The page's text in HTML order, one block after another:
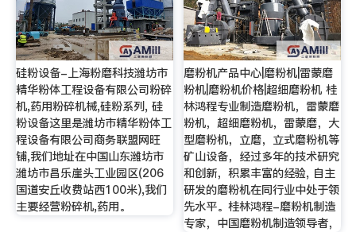
硅粉设备-上海粉磨科技潍坊市
精华粉体工程设备有限公司粉碎
机,药用粉碎机械,硅粉系列, 硅
粉设备这里是潍坊市精华粉体工
程设备有限公司商务联盟网旺
铺,我们地址在中国山东潍坊市
潍坊市昌乐崖头工业园区(206
国道安丘收费站西100米),我们
主要经营粉碎机,药用。
磨粉机产品中心|磨粉机|雷蒙磨
粉机|磨粉机价格|超细磨粉机 桂
林鸿程专业制造磨粉机，雷蒙磨
粉机，超细磨粉机，雷蒙磨，大
型磨粉机，立磨，立式磨粉机等
矿山设备，经过多年的技术研究
和创新，积累丰富的经验, 自主
研发的磨粉机在同行业中处于领
先水平。桂林鸿程-磨粉机制造
专家，中国磨粉机制造领导者，